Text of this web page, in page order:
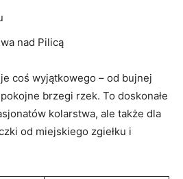
nad Pilicą
coś wyjątkowego‍ – od bujnej
brzegi rzek. To doskonałe
kolarstwa, ale także dla
od miejskiego zgiełku i